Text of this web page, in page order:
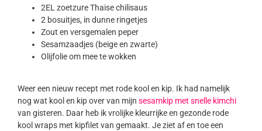
2EL zoetzure Thaise chilisaus
2 bosuitjes, in dunne ringetjes
Zout en versgemalen peper
Sesamzaadjes (beige en zwarte)
Olijfolie om mee te wokken
Weer een nieuw recept met rode kool en kip. Ik had namelijk
nog wat kool en kip over van mijn sesamkip met snelle kimchi
van gisteren. Daar heb ik vrolijke kleurrijke en gezonde rode
kool wraps met kipfilet van gemaakt. Je ziet af en toe een